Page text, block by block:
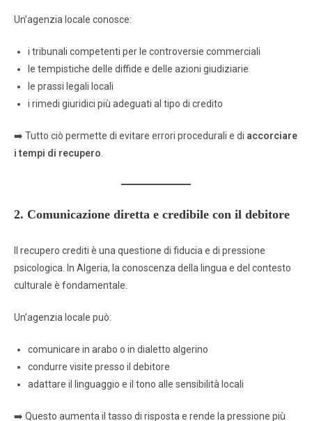
Un’agenzia locale conosce:
i tribunali competenti per le controversie commerciali
le tempistiche delle diffide e delle azioni giudiziarie
le prassi legali locali
i rimedi giuridici più adeguati al tipo di credito
➡️ Tutto ciò permette di evitare errori procedurali e di accorciare
i tempi di recupero
2. Comunicazione diretta e credibile con il debitore
Il recupero crediti è una questione di fiducia e di pressione
psicologica. In Algeria, la conoscenza della lingua e del contesto
culturale è fondamentale.
Un’agenzia locale può:
comunicare in arabo o in dialetto algerino
condurre visite presso il debitore
adattare il linguaggio e il tono alle sensibilità locali
➡️ Questo aumenta il tasso di risposta e rende la pressione più